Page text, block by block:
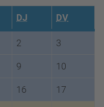
DJ DV
2 3
9 10
16 17